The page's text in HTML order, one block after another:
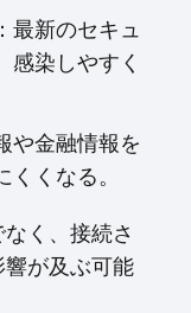
最新のセキュ
感染しやすく
や金融情報を
くなる。
く、接続さ
が及ぶ可能